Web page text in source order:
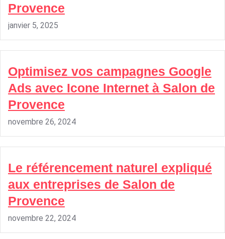
Provence
janvier 5, 2025
Optimisez vos campagnes Google
Ads avec Icone Internet à Salon de
Provence
novembre 26, 2024
Le référencement naturel expliqué
aux entreprises de Salon de
Provence
novembre 22, 2024